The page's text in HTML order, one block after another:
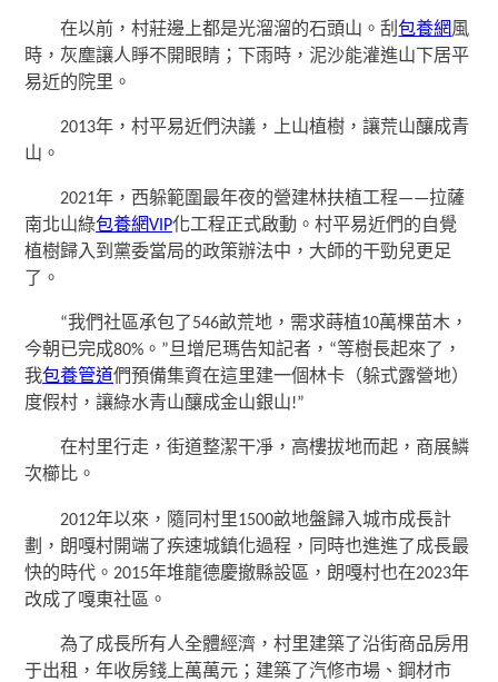
在以前，村莊邊上都是光溜溜的石頭山。刮包養網風
時，灰塵讓人睜不開眼睛；下雨時，泥沙能灌進山下居平
易近的院里。
2013年，村平易近們決議，上山植樹，讓荒山釀成青
山。
2021年，西躲範圍最年夜的營建林扶植工程——拉薩
南北山綠包養網VIP化工程正式啟動。村平易近們的自覺
植樹歸入到黨委當局的政策辦法中，大師的干勁兒更足
了。
“我們社區承包了546畝荒地，需求蒔植10萬棵苗木，
今朝已完成80%。”旦增尼瑪告知記者，“等樹長起來了，
我包養管道們預備集資在這里建一個林卡（躲式露營地）
度假村，讓綠水青山釀成金山銀山!”
在村里行走，街道整潔干凈，高樓拔地而起，商展鱗
次櫛比。
2012年以來，隨同村里1500畝地盤歸入城市成長計
劃，朗嘎村開端了疾速城鎮化過程，同時也進進了成長最
快的時代。2015年堆龍德慶撤縣設區，朗嘎村也在2023年
改成了嘎東社區。
為了成長所有人全體經濟，村里建築了沿街商品房用
于出租，年收房錢上萬萬元；建築了汽修市場、鋼材市